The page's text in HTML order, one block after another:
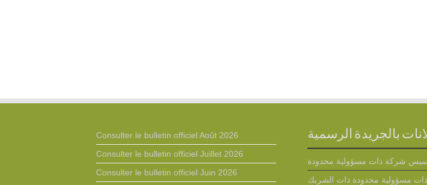
Consulter le bulletin officiel Août 2026
Consulter le bulletin officiel Juillet 2026
Consulter le bulletin officiel Juin 2026
بالجريدة الرسمية
شركة ذات مسؤولية محدودة
مسؤولية محدودة ذات الشريك